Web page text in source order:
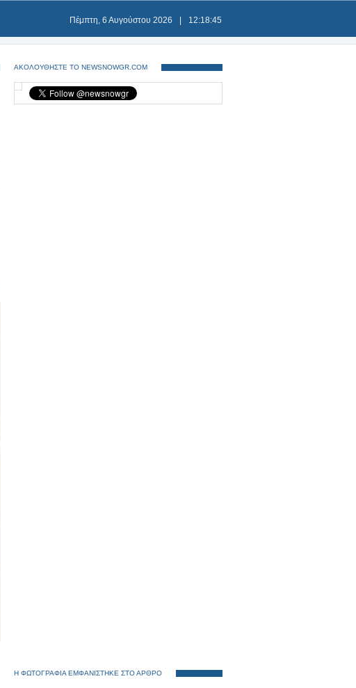
Πέμπτη, 6 Αυγούστου 2026 12:18:45
ΑΚΟΛΟΥΘΗΣΤΕ ΤΟ NEWSNOWGR.COM
Η ΦΩΤΟΓΡΑΦΙΑ ΕΜΦΑΝΙΣΤΗΚΕ ΣΤΟ ΑΡΘΡΟ